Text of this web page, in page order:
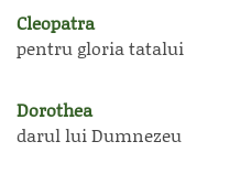
Cleopatra
pentru gloria tatalui
Dorothea
darul lui Dumnezeu